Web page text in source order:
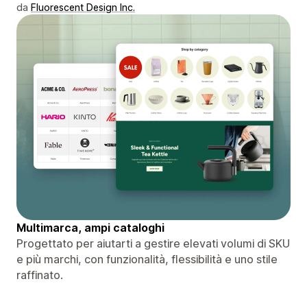
da Fluorescent Design Inc.
Multimarca, ampi cataloghi
Progettato per aiutarti a gestire elevati volumi di SKU
e più marchi, con funzionalità, flessibilità e uno stile
raffinato.